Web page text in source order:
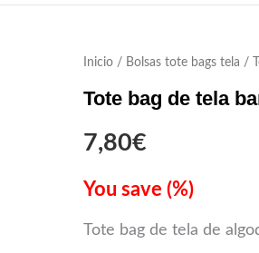
Inicio/ Bolsas tote bags tela /
Tote bag de tela
7,80€
You save (%)
Tote bag de tela de
Tote
bag
tela
bandera